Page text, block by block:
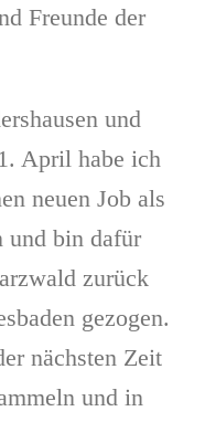
Freunde der
und
April habe ich
neuen Job als
und bin dafür
zurück
gezogen.
nächsten Zeit
und in